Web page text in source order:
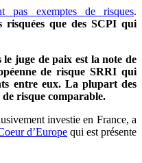
pas exemptes de risques.
risquées que des SCPI qui
juge de paix est la note de
de risque SRRI qui
entre eux. La plupart des
risque comparable.
investie en France, a
d’Europe qui est présente